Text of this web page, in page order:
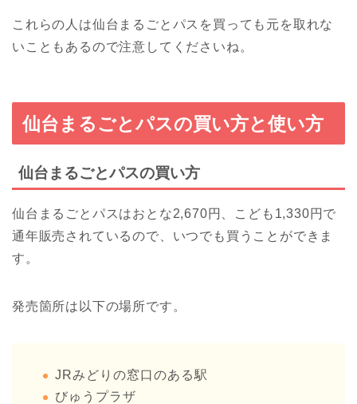
これらの人は仙台まるごとパスを買っても元を取れな
いこともあるので注意してくださいね。
仙台まるごとパスの買い方と使い方
仙台まるごとパスの買い方
仙台まるごとパスはおとな2,670円、こども1,330円で
通年販売されているので、いつでも買うことができま
す。
発売箇所は以下の場所です。
JRみどりの窓口のある駅
びゅうプラザ